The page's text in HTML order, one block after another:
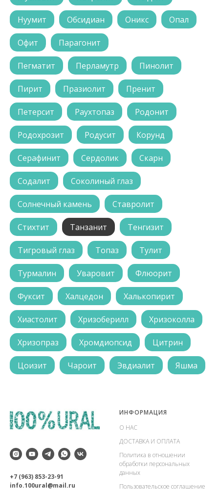
Нуумит Обсидиан Оникс Опал
Офит Парагонит
Пегматит Перламутр Пинолит
Пирит Празиолит Пренит
Петерсит Раухтопаз Родонит
Родохрозит Родусит Корунд
Серафинит Сердолик Скарн
Содалит Соколиный глаз
Солнечный камень Ставролит
Стихтит Танзанит Тенгизит
Тигровый глаз Топаз Тулит
Турмалин Уваровит Флюорит
Фуксит Халцедон Халькопирит
Хиастолит Хризоберилл Хризоколла
Хризопраз Хромдиопсид Цитрин
Цоизит Чароит Эвдиалит Яшма
+7 (963) 853-23-91
info.100ural@mail.ru
ИНФОРМАЦИЯ
О НАС
ДОСТАВКА И ОПЛАТА
Политика в отношении
обработки персональных
данных
Пользовательское соглашение